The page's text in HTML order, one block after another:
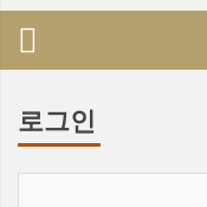
로그인